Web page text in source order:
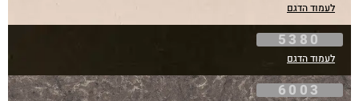
לעמוד הדגם
5380
לעמוד הדגם
6003